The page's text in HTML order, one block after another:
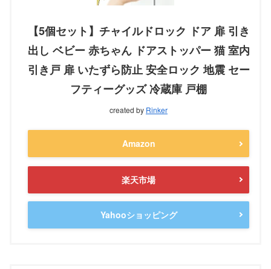
【5個セット】チャイルドロック ドア 扉 引き
出し ベビー 赤ちゃん ドアストッパー 猫 室内
引き戸 扉 いたずら防止 安全ロック 地震 セー
フティーグッズ 冷蔵庫 戸棚
created by Rinker
Amazon
楽天市場
Yahooショッピング